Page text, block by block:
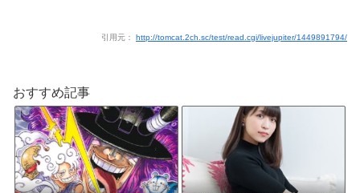
引用元： http://tomcat.2ch.sc/test/read.cgi/livejupiter/1449891794/
おすすめ記事